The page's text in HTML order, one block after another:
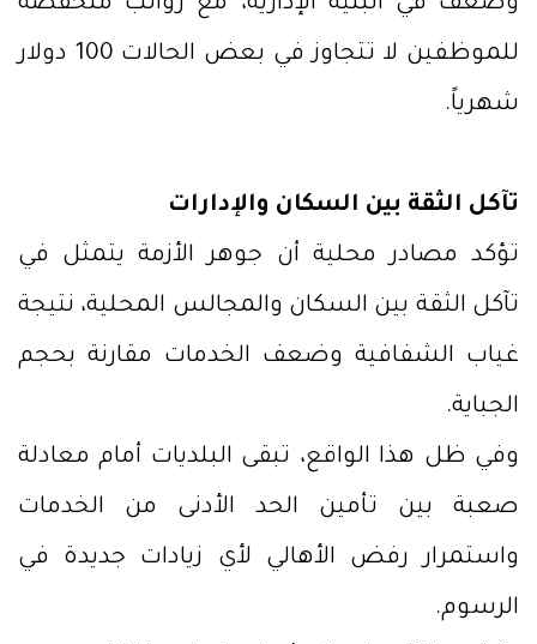
للموظفين لا تتجاوز في بعض الحالات 100 دولار
شهرياً.
تآكل الثقة بين السكان والإدارات
تؤكد مصادر محلية أن جوهر الأزمة يتمثل في
تآكل الثقة بين السكان والمجالس المحلية، نتيجة
غياب الشفافية وضعف الخدمات مقارنة بحجم
الجباية.
وفي ظل هذا الواقع، تبقى البلديات أمام معادلة
صعبة بين تأمين الحد الأدنى من الخدمات
واستمرار رفض الأهالي لأي زيادات جديدة في
الرسوم.